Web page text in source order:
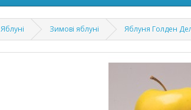
Яблуні Зимові яблуні Яблуня Голден